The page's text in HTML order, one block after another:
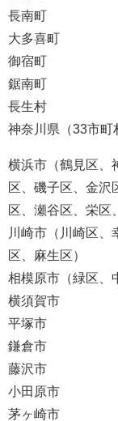
長南町
大多喜町
御宿町
鋸南町
長生村
神奈川県（33市町
横浜市（鶴見区、
区、磯子区、金沢
区、瀬谷区、栄区
川崎市（川崎区
区、麻生区）
相模原市（緑区、
横須賀市
平塚市
鎌倉市
藤沢市
小田原市
茅ヶ崎市